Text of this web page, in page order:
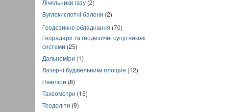
Лічильники газу (2)
Вуглекислотні балони (2)
Геодезичне обладнання (70)
Георадари та геодезичні супутникові
системи (25)
Дальноміри (1)
Лазерні будівельники площин (12)
Нівеліри (8)
Тахеометри (15)
Теодоліти (9)